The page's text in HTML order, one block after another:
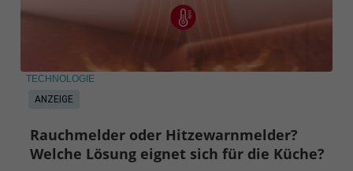
ANZEIGE
TECHNOLOGIE
Rauchmelder oder Hitzewarnmelder?
Welche Lösung eignet sich für die Küche?